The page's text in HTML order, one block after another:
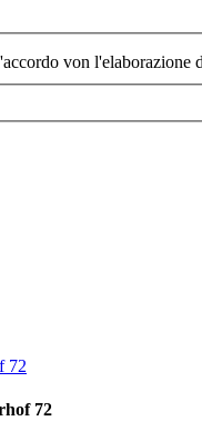
von l'elaborazione
72